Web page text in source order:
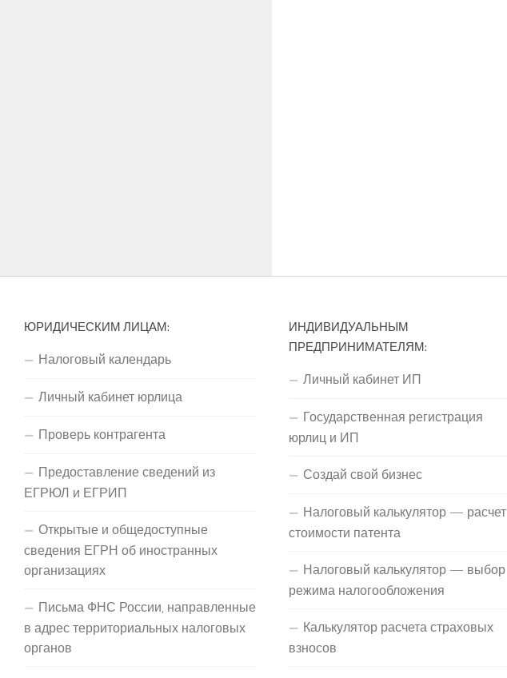
ЮРИДИЧЕСКИМ ЛИЦАМ:
Налоговый календарь
Личный кабинет юрлица
Проверь контрагента
Предоставление сведений из
ЕГРЮЛ и ЕГРИП
Открытые и общедоступные
сведения ЕГРН об иностранных
организациях
Письма ФНС России, направленные
в адрес территориальных налоговых
органов
ИНДИВИДУАЛЬНЫМ
ПРЕДПРИНИМАТЕЛЯМ:
Личный кабинет ИП
Государственная регистрация
юрлиц и ИП
Создай свой бизнес
Налоговый калькулятор — расчет
стоимости патента
Налоговый калькулятор — выбор
режима налогообложения
Калькулятор расчета страховых
взносов